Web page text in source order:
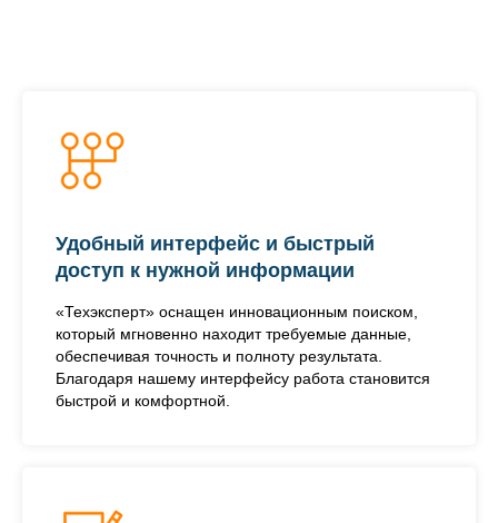
Удобный интерфейс и быстрый
доступ к нужной информации
«Техэксперт» оснащен инновационным поиском,
который мгновенно находит требуемые данные,
обеспечивая точность и полноту результата.
Благодаря нашему интерфейсу работа становится
быстрой и комфортной.